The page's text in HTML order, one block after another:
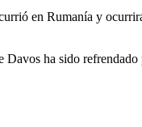
en Rumanía y
ha sido